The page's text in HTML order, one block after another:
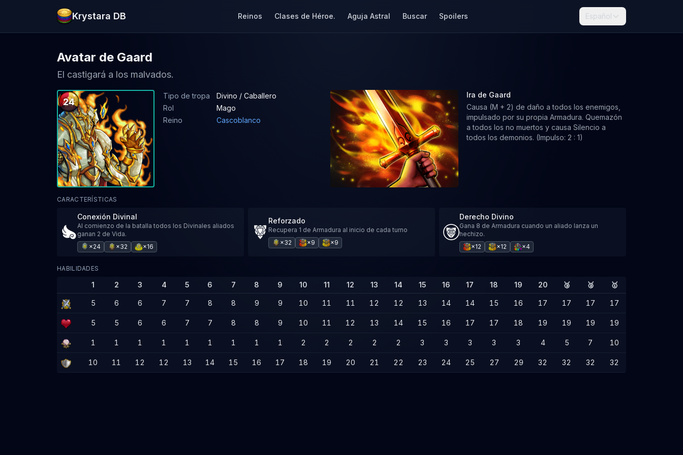
Krystara DB Reinos Clases de Héroe. Aguja Astral Buscar Spoilers Español
Avatar de Gaard
El castigará a los malvados.
24
Tipo de tropa
Divino / Caballero
Rol
Mago
Reino
Cascoblanco
Ira de Gaard
Causa (M + 2) de daño a todos los enemigos,
impulsado por su propia Armadura. Quemazón
a todos los no muertos y causa Silencio a
todos los demonios. (Impulso: 2 : 1)
CARACTERÍSTICAS
Conexión Divinal
Al comienzo de la batalla todos los Divinales aliados
ganan 2 de Vida.
×24
×32 ×16
Reforzado
Recupera 1 de Armadura al inicio de cada turno
×32
×9 ×9
Derecho Divino
Gana 8 de Armadura cuando un aliado lanza un
hechizo.
×12
×12 ×4
HABILIDADES
1 2 3 4 5 6 7 8 9 10 11 12 13 14 15 16 17 18 19 20 🥉 🥈 🥇
5 6 6 7 7 8 8 9 9 10 11 11 12 12 13 14 14 15 16 17 17 17 17
5 5 6 6 7 7 8 8 9 10 11 12 13 14 15 16 17 17 18 19 19 19 19
1 1 1 1 1 1 1 1 1 2 2 2 2 2 3 3 3 3 3 4 5 7 10
10 11 12 12 13 14 15 16 17 18 19 20 21 22 23 24 25 27 29 32 32 32 32